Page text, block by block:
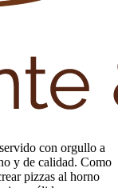
con orgullo a
y de calidad. Como
pizzas al horno